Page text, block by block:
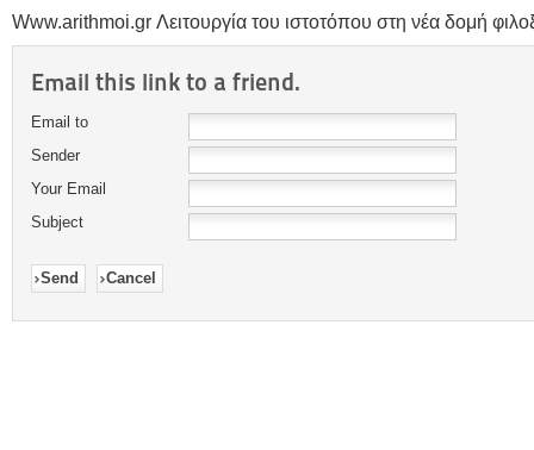
Www.arithmoi.gr Λειτουργία του ιστοτόπου στη νέα δομή
Email this link to a friend.
Email to
Sender
Your Email
Subject
Send Cancel